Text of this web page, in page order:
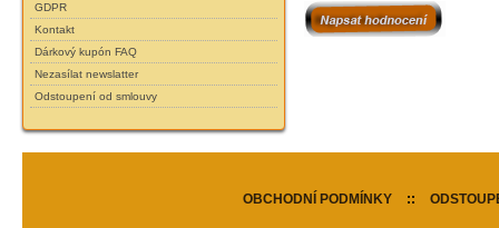
GDPR
Kontakt
Dárkový kupón FAQ
Nezasílat newslatter
Odstoupení od smlouvy
OBCHODNÍ PODMÍNKY ::